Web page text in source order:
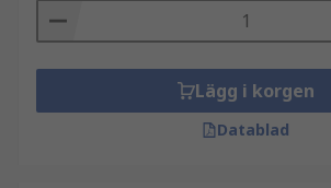
Lägg i korgen
Datablad